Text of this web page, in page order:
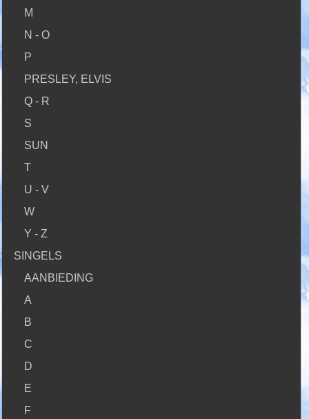
M
N - O
P
PRESLEY, ELVIS
Q - R
S
SUN
T
U - V
W
Y - Z
SINGELS
AANBIEDING
A
B
C
D
E
F